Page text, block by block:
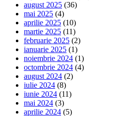
august 2025 (36)
mai 2025 (4)
aprilie 2025 (10)
martie 2025 (11)
februarie 2025 (2)
ianuarie 2025 (1)
noiembrie 2024 (1)
octombrie 2024 (4)
august 2024 (2)
iulie 2024 (8)
iunie 2024 (11)
mai 2024 (3)
aprilie 2024 (5)